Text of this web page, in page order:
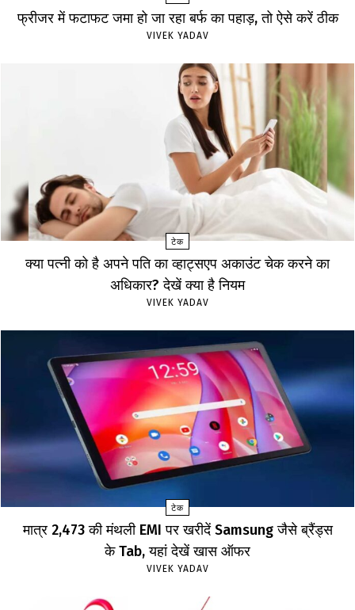
फ्रीजर में फटाफट जमा हो जा रहा बर्फ का पहाड़, तो ऐसे करें ठीक
VIVEK YADAV
टेक
क्या पत्नी को है अपने पति का व्हाट्सएप अकाउंट चेक करने का
अधिकार? देखें क्या है नियम
VIVEK YADAV
टेक
मात्र ₹2,473 की मंथली EMI पर खरीदें Samsung जैसे ब्रैंड्स
के Tab, यहां देखें खास ऑफर
VIVEK YADAV